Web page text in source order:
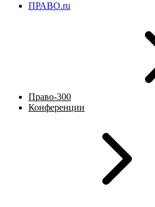
ПРАВО.ru
Право-300
Конференции